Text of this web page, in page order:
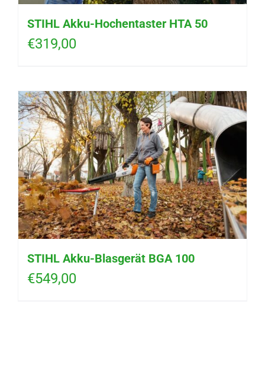
STIHL Akku-Hochentaster HTA 50
€319,00
STIHL Akku-Blasgerät BGA 100
€549,00